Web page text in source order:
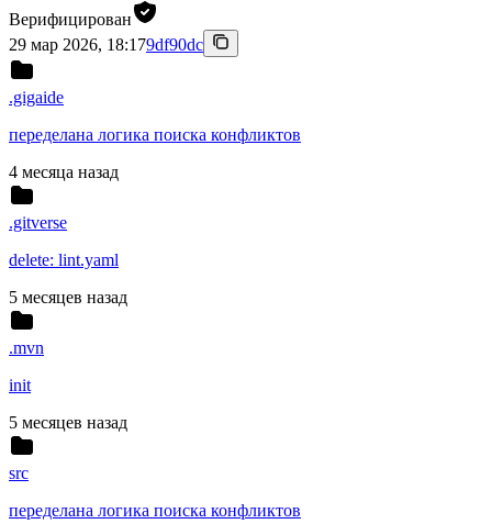
Верифицирован
29 мар 2026, 18:179df90dc
.gigaide
переделана логика поиска конфликтов
4 месяца назад
.gitverse
delete: lint.yaml
5 месяцев назад
.mvn
init
5 месяцев назад
src
переделана логика поиска конфликтов